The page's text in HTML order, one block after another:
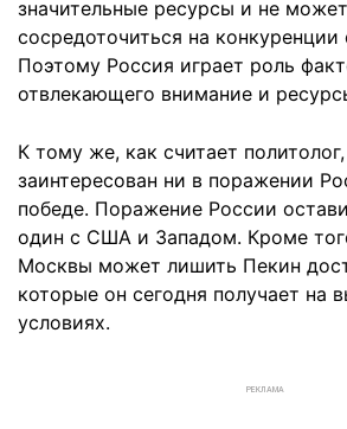
значительные ресурсы и не
сосредоточиться на конкуренции
Поэтому Россия играет роль
отвлекающего внимание и
К тому же, как считает
заинтересован ни в поражении
победе. Поражение России
один с США и Западом. Кроме
Москвы может лишить Пекин
которые он сегодня получает на
условиях.
РЕКЛАМА